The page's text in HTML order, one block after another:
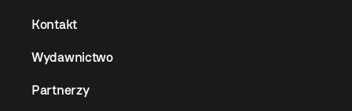
Kontakt
Wydawnictwo
Partnerzy